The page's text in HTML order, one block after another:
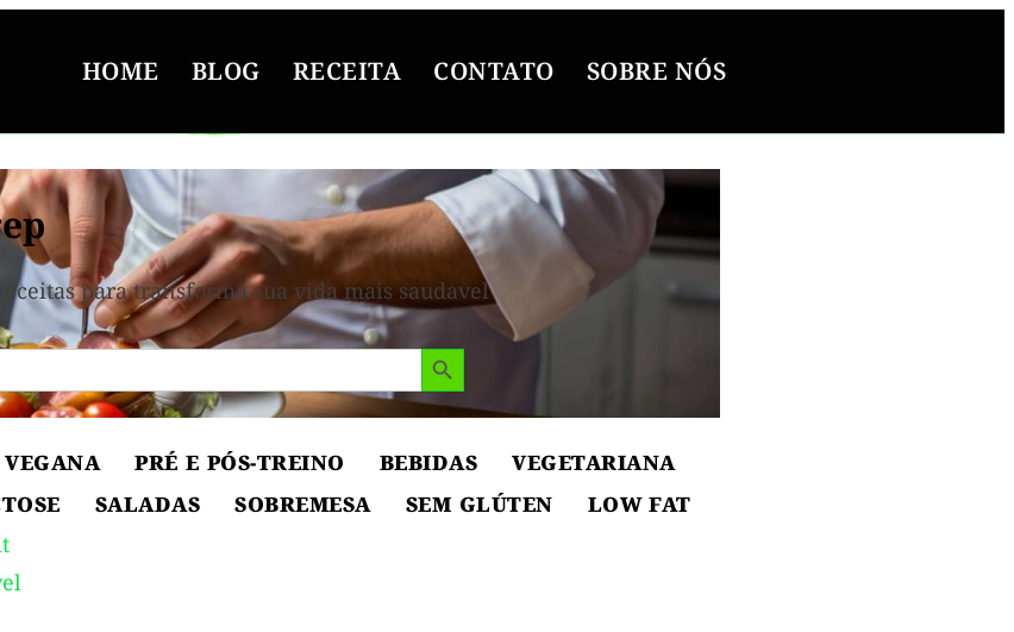
HOME BLOG RECEITA CONTATO SOBRE NÓS
para transforma sua vida mais saudavel
Search Button
VEGANA PRÉ E PÓS-TREINO BEBIDAS
VEGETARIANA
SALADAS SOBREMESA SEM GLÚTEN LOW FAT